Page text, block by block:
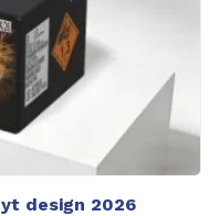
design 2026